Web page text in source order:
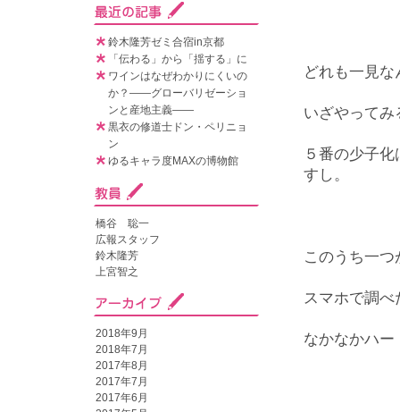
どれも一見
いざやって
５番の少子
すし。
このうち一
スマホで調
なかなかハ
鈴木隆芳ゼミ合宿in京都
「伝わる」から「揺する」に
ワインはなぜわかりにくいの
か？――グローバリゼーショ
ンと産地主義――
黒衣の修道士ドン・ペリニョ
ン
ゆるキャラ度MAXの博物館
橋谷 聡一
広報スタッフ
鈴木隆芳
上宮智之
2018年9月
2018年7月
2017年8月
2017年7月
2017年6月